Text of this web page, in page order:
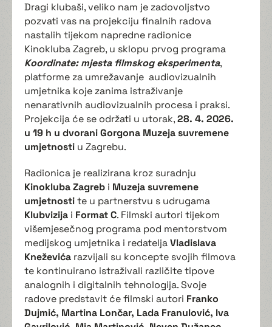
Dragi klubaši, veliko nam je zadovoljstvo
pozvati vas na projekciju finalnih radova
nastalih tijekom napredne radionice
Kinokluba Zagreb, u sklopu prvog programa
Koordinate: mjesta filmskog eksperimenta,
platforme za umrežavanje audiovizualnih
umjetnika koje zanima istraživanje
nenarativnih audiovizualnih procesa i praksi.
Projekcija će se održati u utorak,28. 4. 2026.
u 19 h u dvorani Gorgona Muzeja suvremene
umjetnosti u Zagrebu.
Radionica je realizirana kroz suradnju
Kinokluba Zagreb i Muzeja suvremene
umjetnostite u partnerstvu s udrugama
Klubvizija i Format C. Filmski autori tijekom
višemjesečnog programa pod mentorstvom
medijskog umjetnika i redateljaVladislava
Kneževića razvijali su koncepte svojih filmova
te kontinuirano istraživali različite tipove
analognih i digitalnih tehnologija. Svoje
radove predstavit će filmski autori Franko
Dujmić, Martina Lončar, Lada Franulović, Iva